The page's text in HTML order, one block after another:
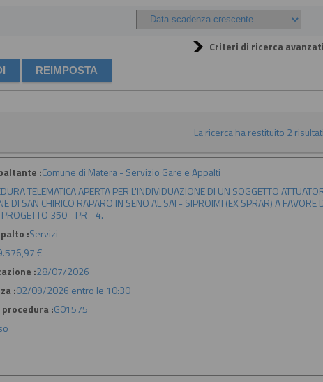
Criteri di ricerca avanzati
La ricerca ha restituito 2
:Comune di Matera - Servizio Gare e Appalti
TELEMATICA APERTA PER L'INDIVIDUAZIONE DI UN SOGGETTO
DI SAN CHIRICO RAPARO IN SENO AL SAI - SIPROIMI (EX SPRAR) A
PROGETTO 350 - PR - 4.
:Servizi
€
:28/07/2026
:02/09/2026 entro le 10:30
:G01575